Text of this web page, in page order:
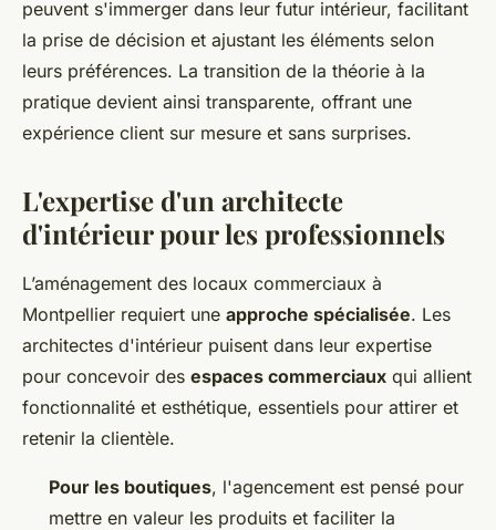
peuvent s'immerger dans leur futur intérieur, facilitant
la prise de décision et ajustant les éléments selon
leurs préférences. La transition de la théorie à la
pratique devient ainsi transparente, offrant une
expérience client sur mesure et sans surprises.
L'expertise d'un architecte
d'intérieur pour les professionnels
L’aménagement des locaux commerciaux à
Montpellier requiert une approche spécialisée. Les
architectes d'intérieur puisent dans leur expertise
pour concevoir des espaces commerciaux qui allient
fonctionnalité et esthétique, essentiels pour attirer et
retenir la clientèle.
Pour les boutiques, l'agencement est pensé pour
mettre en valeur les produits et faciliter la